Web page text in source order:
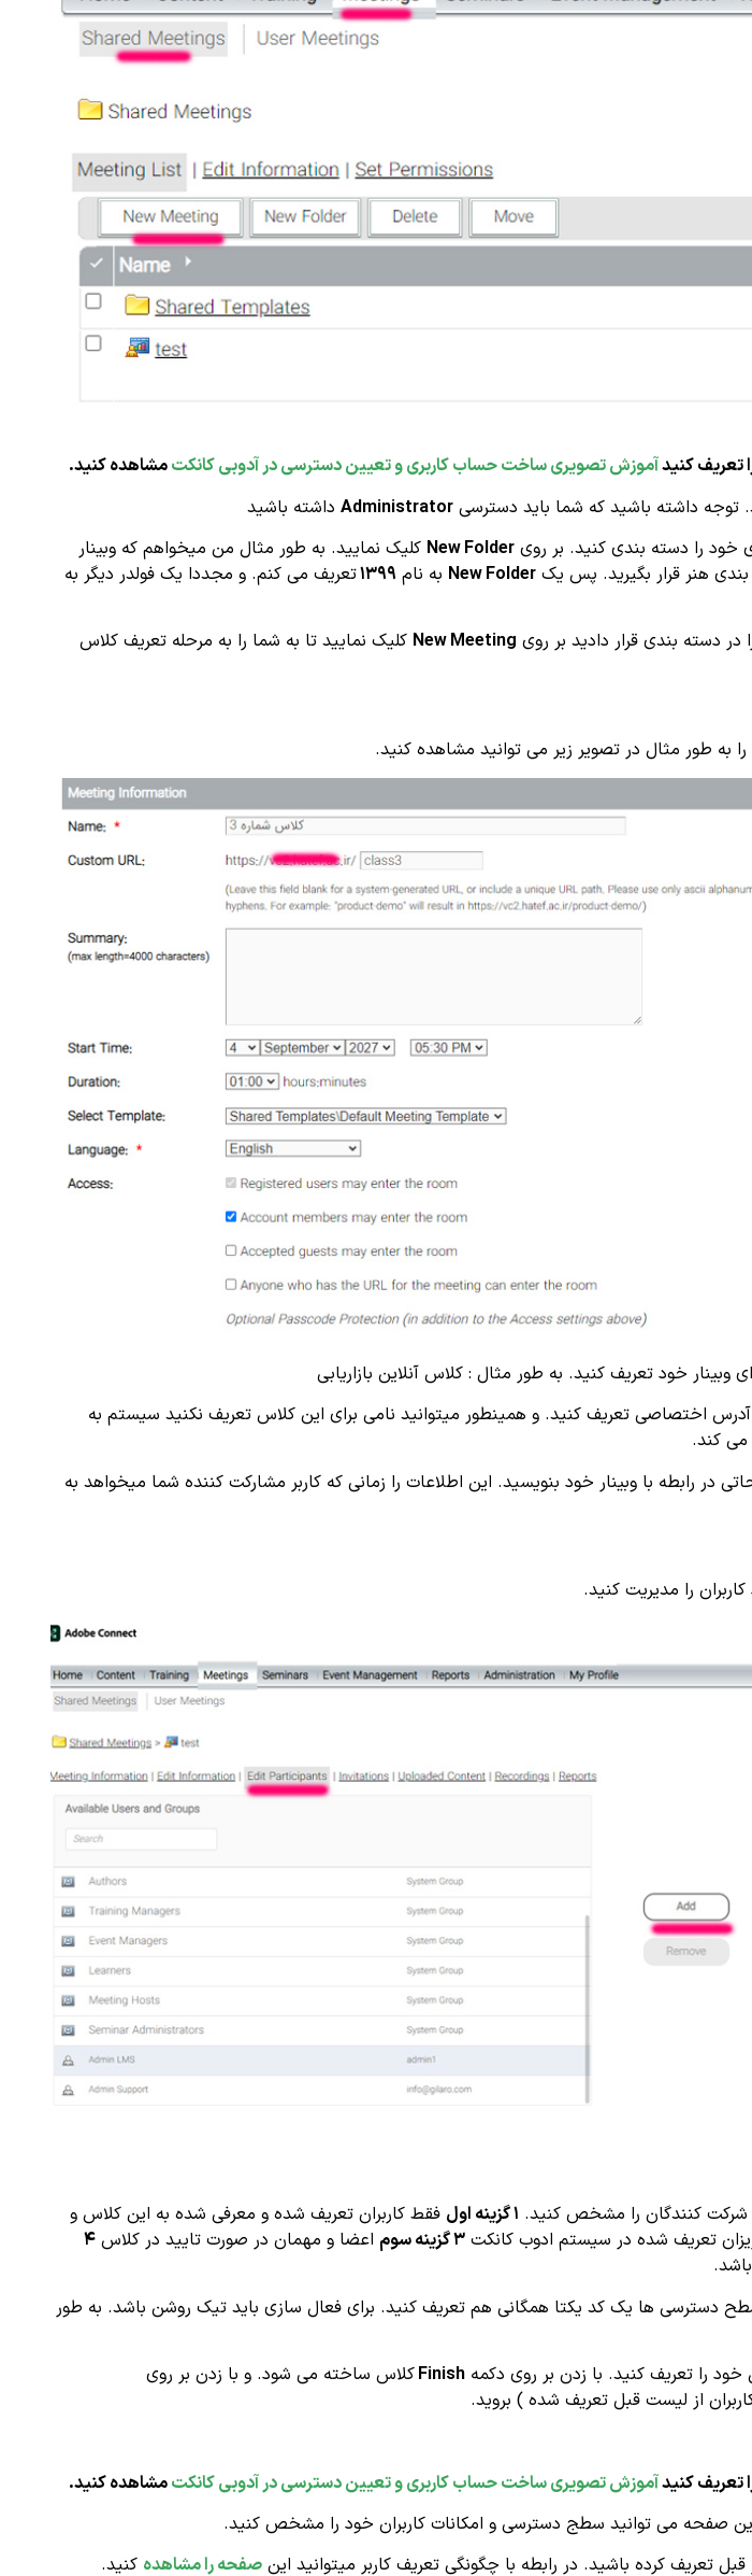
تعریف کنیدآموزش تصویری ساخت حساب کاربری و تعیین دسترسی در آدوبی کانکتمشاهده کنید.
توجه داشته باشید که شما باید دسترسیAdministrator داشته باشید
را دسته بندی کنید. بر رویNew Folder کلیک نمایید. به طور مثال من میخواهم که وبینار
هنر قرار بگیرید. پس یکNew Folder به نام ۱۳۹۹تعریف می کنم. و مجددا یک فولدر دیگر به
در دسته بندی قرار دادید بر روی New Meeting کلیک نمایید تا به شما را به مرحله تعریف کلاس
خود تعریف کنید. به طور مثال : کلاس آنلاین بازاریابی
آدرس اختصاصی تعریف کنید. و همینطور میتوانید نامی برای این کلاس تعریف نکنید سیستم به
کند.
در رابطه با وبینار خود بنویسید. این اطلاعات را زمانی که کاربر مشارکت کننده شما میخواهد به
را مدیریت کنید.
شرکت کنندگان را مشخص کنید. ۱ گزینه اول
فقط کاربران تعریف شده و معرفی شده به این کلاس و
تعریف شده در سیستم ادوب کانکت۳ گزینه سوم اعضا و مهمان در صورت تایید در کلاس۴
دسترسی ها یک کد یکتا همگانی هم تعریف کنید. برای فعال سازی باید تیک روشن باشد. به طور
خود را تعریف کنید. با زدن بر روی دکمهFinishکلاس ساخته می شود. و با زدن بر روی
از لیست قبل تعریف شده ) بروید.
تعریف کنیدآموزش تصویری ساخت حساب کاربری و تعیین دسترسی در آدوبی کانکتمشاهده کنید.
صفحه می توانید سطج دسترسی و امکانات کاربران خود را مشخص کنید.
تعریف کرده باشید. در رابطه با چگونگی تعریف کاربر میتوانید اینصفحه را مشاهده کنید.